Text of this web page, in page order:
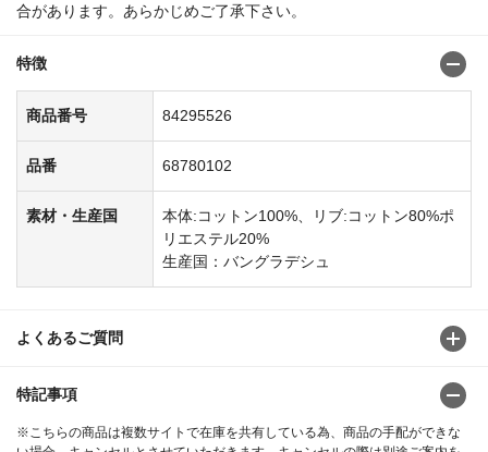
合があります。あらかじめご了承下さい。
特徴
商品番号 84295526
品番 68780102
素材・生産国
本体:コットン100%、リブ:コットン80%ポ
リエステル20%
生産国：バングラデシュ
よくあるご質問
特記事項
※こちらの商品は複数サイトで在庫を共有している為、商品の手配ができな